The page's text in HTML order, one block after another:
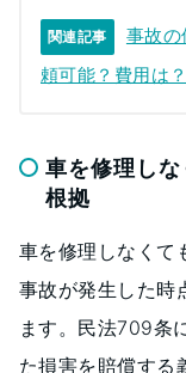
関連記事
事故
頼可能？費用は
車を修理し
根拠
車を修理しなくて
事故が発生した時
ます。民法709条
た損害を賠償する